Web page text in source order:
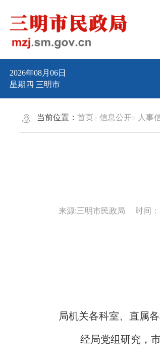
2026年08月06日
星期四 三明市
当前位置：首页 信息公开 人事
来源:三明市民政局 时间：
局机关各科室、直属各
经局党组研究，